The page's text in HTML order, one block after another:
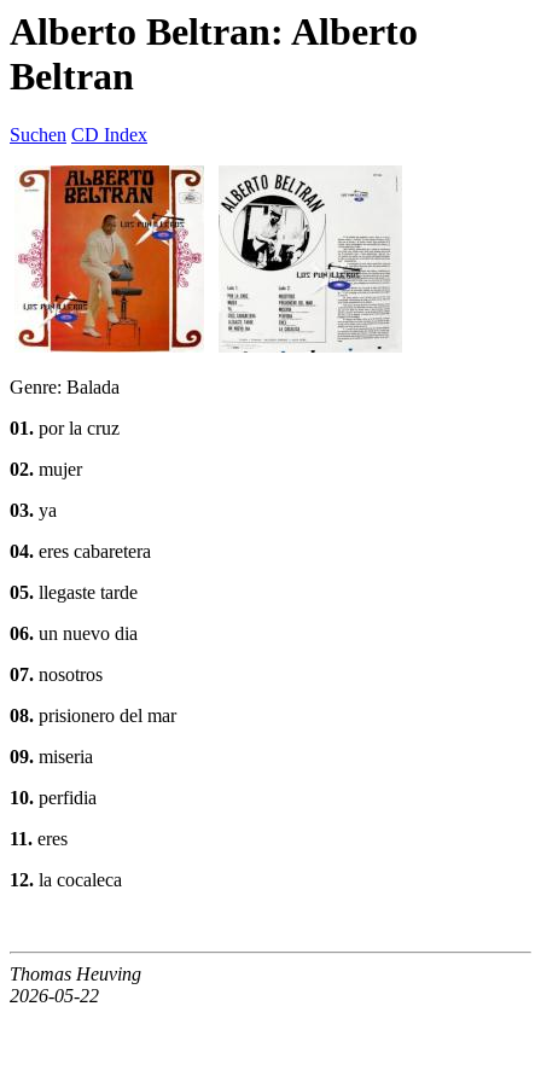
Alberto Beltran: Alberto
Beltran
Suchen CD Index
Genre: Balada
01. por la cruz
02. mujer
03. ya
04. eres cabaretera
05. llegaste tarde
06. un nuevo dia
07. nosotros
08. prisionero del mar
09. miseria
10. perfidia
11. eres
12. la cocaleca
Thomas Heuving
2026-05-22